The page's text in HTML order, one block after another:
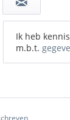
Ik heb
m.b.t.